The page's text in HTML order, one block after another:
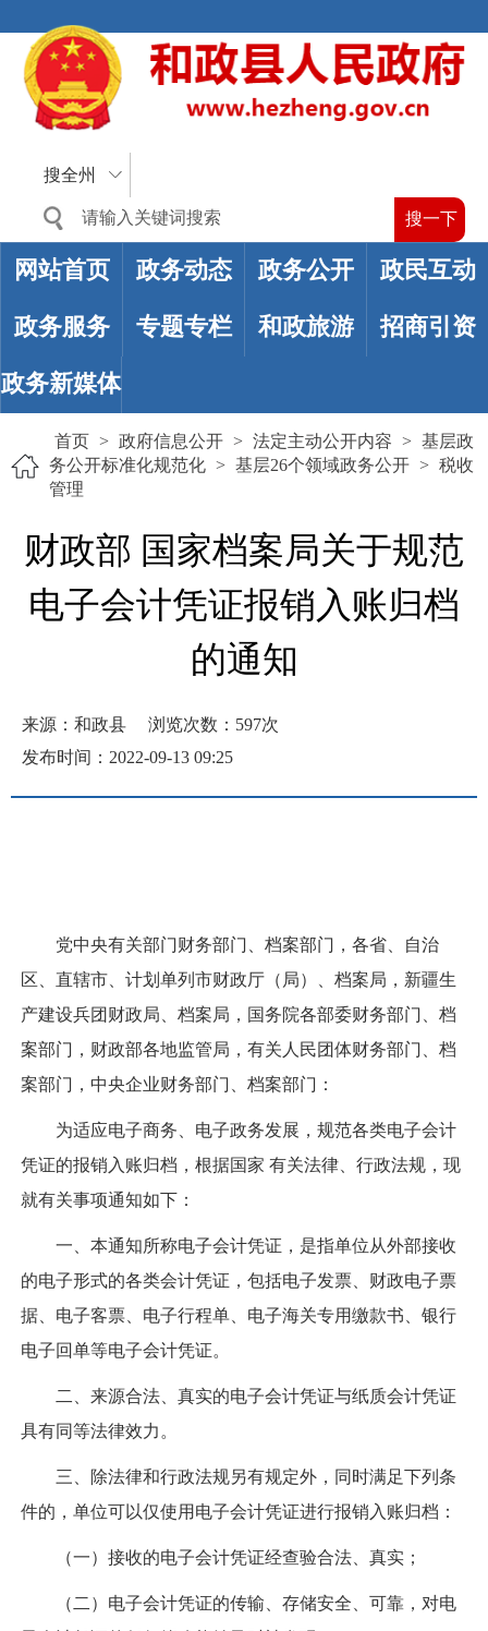
搜全州
网站首页 政务动态 政务公开 政民互动
政务服务 专题专栏 和政旅游 招商引资
政务新媒体
首页 > 政府信息公开 > 法定主动公开内容 > 基层政
务公开标准化规范化 > 基层26个领域政务公开 > 税收
管理
财政部 国家档案局关于规范
电子会计凭证报销入账归档
的通知
来源：和政县 浏览次数： 597次
发布时间：2022-09-13 09:25
党中央有关部门财务部门、档案部门，各省、自治
区、直辖市、计划单列市财政厅（局）、档案局，新疆生
产建设兵团财政局、档案局，国务院各部委财务部门、档
案部门，财政部各地监管局，有关人民团体财务部门、档
案部门，中央企业财务部门、档案部门：
为适应电子商务、电子政务发展，规范各类电子会计
凭证的报销入账归档，根据国家 有关法律、行政法规，现
就有关事项通知如下：
一、本通知所称电子会计凭证，是指单位从外部接收
的电子形式的各类会计凭证，包括电子发票、财政电子票
据、电子客票、电子行程单、电子海关专用缴款书、银行
电子回单等电子会计凭证。
二、来源合法、真实的电子会计凭证与纸质会计凭证
具有同等法律效力。
三、除法律和行政法规另有规定外，同时满足下列条
件的，单位可以仅使用电子会计凭证进行报销入账归档：
（一）接收的电子会计凭证经查验合法、真实；
（二）电子会计凭证的传输、存储安全、可靠，对电